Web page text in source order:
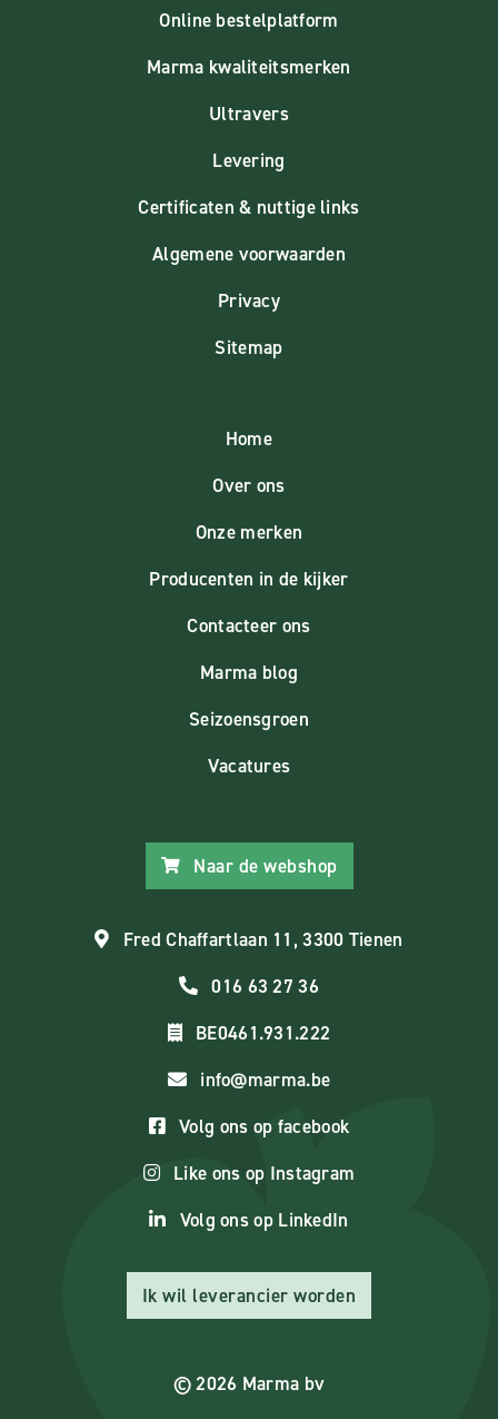
Online bestelplatform
Marma kwaliteitsmerken
Ultravers
Levering
Certificaten & nuttige links
Algemene voorwaarden
Privacy
Sitemap
Home
Over ons
Onze merken
Producenten in de kijker
Contacteer ons
Marma blog
Seizoensgroen
Vacatures
Naar de webshop
Fred Chaffartlaan 11, 3300 Tienen
016 63 27 36
BE0461.931.222
info@marma.be
Volg ons op facebook
Like ons op Instagram
Volg ons op LinkedIn
Ik wil leverancier worden
© 2026 Marma bv